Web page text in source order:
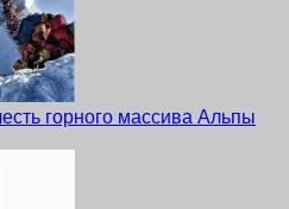
горного массива Альпы